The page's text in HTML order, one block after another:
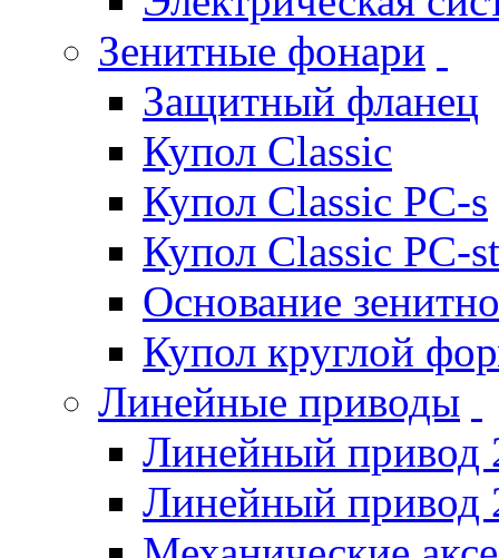
Зенитные фонари
Защитный фланец
Купол Classic
Купол Classic PC-s
Купол Classic PC-st
Основание
Купол круглой
Линейные приводы
Линейный привод
Линейный привод